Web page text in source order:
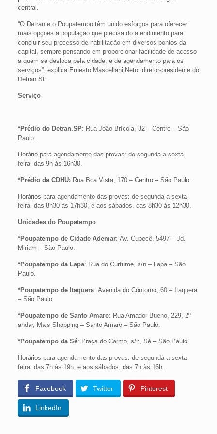
central.
“O Detran e o Poupatempo têm unido esforços para oferecer
mais opções à população que precisa do atendimento para
concluir seu processo de habilitação em diversos pontos da
capital, sempre pensando em proporcionar facilidade de acesso
a quem se desloca pela cidade, e de agendamento para os
serviços”, explica Ernesto Mascellani Neto, diretor-presidente do
Detran.SP.
Serviço
*Prédio do Detran.SP: Rua João Brícola, 32 – Centro – São
Paulo.
Horário para agendamento das provas: de segunda a sexta-
feira, das 9h às 16h30.
*Prédio da CDHU: Rua Boa Vista, 170 – Centro – São Paulo.
Horários para agendamento das provas: de segunda a sexta-
feira, das 8h30 às 17h30, e aos sábados, das 8h30 às 12h30.
Unidades do Poupatempo
*Poupatempo de Cidade Ademar: Av. Cupecê, 5497 – Jd.
Miriam – São Paulo.
*Poupatempo da Lapa: Rua do Curtume, s/n – Lapa – São
Paulo.
*Poupatempo de Itaquera: Avenida do Contorno, 60 – Itaquera
– São Paulo.
*Poupatempo de Santo Amaro: Rua Amador Bueno, 229, 2º
andar, Mais Shopping – Santo Amaro – São Paulo.
*Poupatempo da Sé: Praça do Carmo, s/n, Sé – São Paulo.
Horários para agendamento das provas: de segunda a sexta-
feira, das 7h às 19h, e aos sábados, das 7h às 16h.
Facebook Twitter Pinterest
LinkedIn